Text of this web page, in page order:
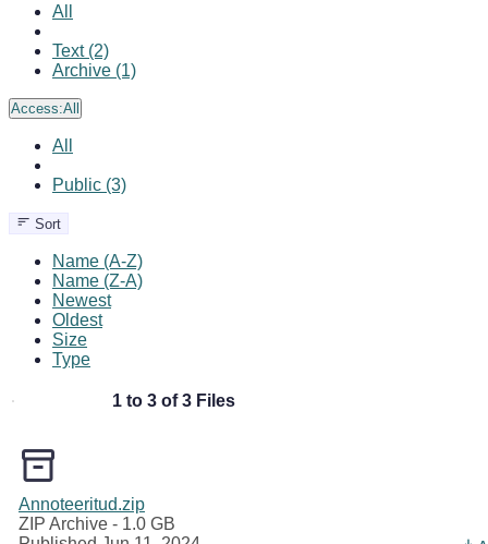
All
Text (2)
Archive (1)
Access:All
All
Public (3)
Sort
Name (A-Z)
Name (Z-A)
Newest
Oldest
Size
Type
1 to 3 of 3 Files
Annoteeritud.zip
ZIP Archive - 1.0 GB